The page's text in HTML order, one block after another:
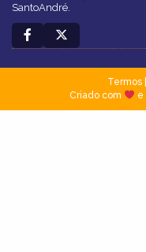
SantoAndré.
Termos|
Criado com
e